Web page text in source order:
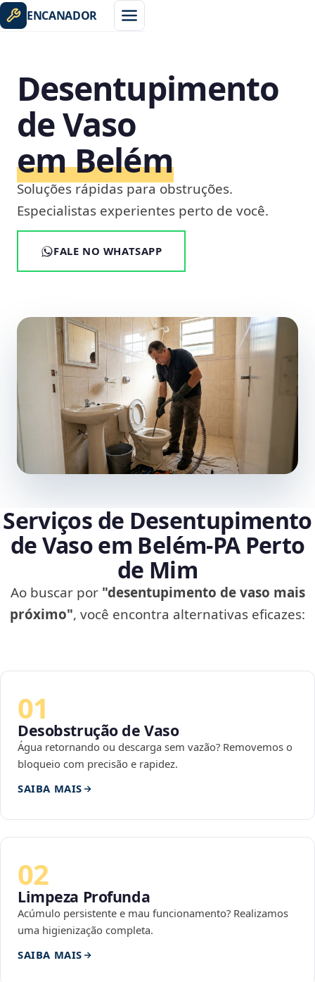
ENCANADOR
Desentupimento
de Vaso
em Belém
Soluções rápidas para obstruções.
Especialistas experientes perto de você.
FALE NO WHATSAPP
Serviços de Desentupimento
de Vaso em Belém‑PA Perto
de Mim
Ao buscar por "desentupimento de vaso mais
próximo", você encontra alternativas eficazes:
01
Desobstrução de Vaso
Água retornando ou descarga sem vazão? Removemos o
bloqueio com precisão e rapidez.
SAIBA MAIS
02
Limpeza Profunda
Acúmulo persistente e mau funcionamento? Realizamos
uma higienização completa.
SAIBA MAIS